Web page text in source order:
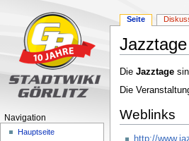
Jazztage
Zur
Navigation
Zur
Suche
Die Jazztage
Die
Weblinks
http://
Seite
Navigation
Hauptseite